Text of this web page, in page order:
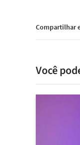
Compartilhar
Você